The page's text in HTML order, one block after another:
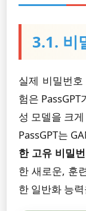
3.1. 비
실제 비밀번
험은
성 모델을 크
PassGPT는
한 고유 비밀
한 새로운, 훈
한 일반화 능